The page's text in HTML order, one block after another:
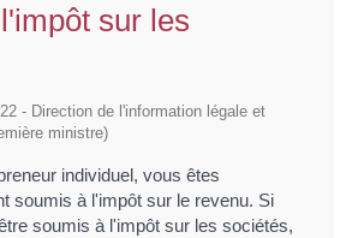
sur les
- Direction de l'information légale et
ministre)
individuel, vous êtes
soumis à l'impôt sur le revenu. Si
soumis à l'impôt sur les sociétés,